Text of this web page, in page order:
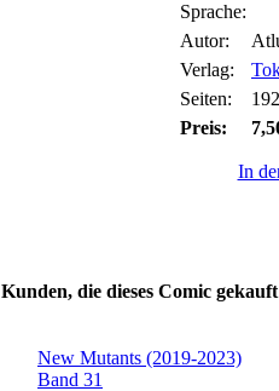
Sprache:
Autor:
Verlag:
Seiten:
192
Preis:
In
Kunden, die dieses Comic
New Mutants (2019-2023)
Band 31